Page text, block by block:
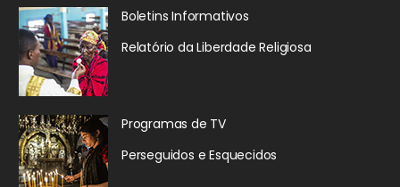
Boletins Informativos
Relatório da Liberdade Religiosa
Programas de TV
Perseguidos e Esquecidos